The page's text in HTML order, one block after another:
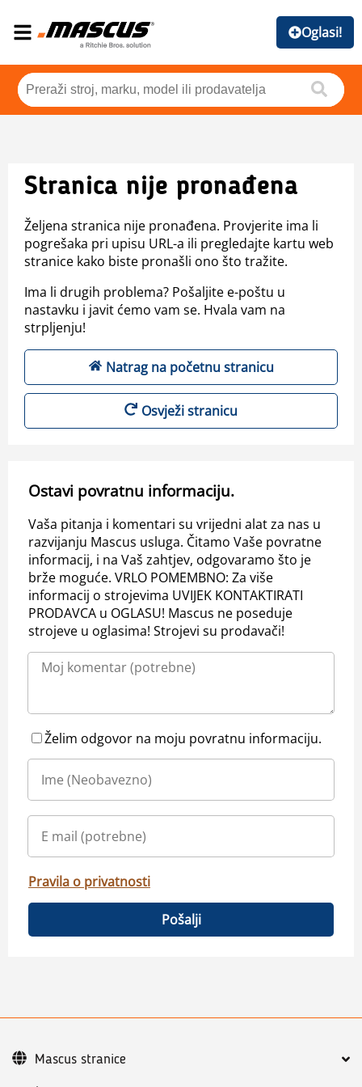
Oglasi!
Stranica nije pronađena
Željena stranica nije pronađena. Provjerite ima li
pogrešaka pri upisu URL-a ili pregledajte kartu web
stranice kako biste pronašli ono što tražite.
Ima li drugih problema? Pošaljite e-poštu u
nastavku i javit ćemo vam se. Hvala vam na
strpljenju!
Natrag na početnu stranicu
Osvježi stranicu
Ostavi povratnu informaciju.
Vaša pitanja i komentari su vrijedni alat za nas u
razvijanju Mascus usluga. Čitamo Vaše povratne
informacij, i na Vaš zahtjev, odgovaramo što je
brže moguće. VRLO POMEMBNO: Za više
informacij o strojevima UVIJEK KONTAKTIRATI
PRODAVCA u OGLASU! Mascus ne poseduje
strojeve u oglasima! Strojevi su prodavači!
Želim odgovor na moju povratnu informaciju.
Pravila o privatnosti
Pošalji
Mascus stranice